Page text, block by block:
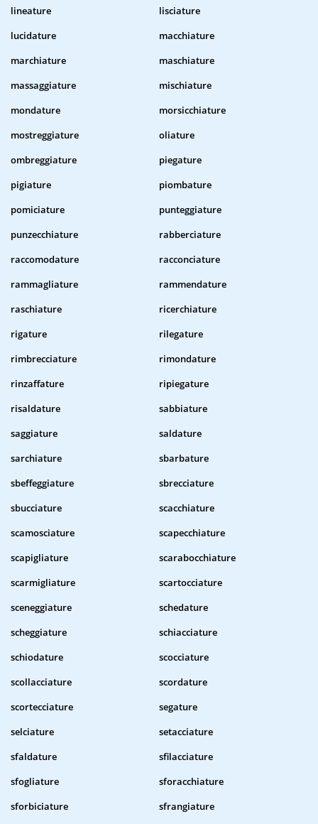
lineature
lisciature
lucidature
macchiature
marchiature
maschiature
massaggiature
mischiature
mondature
morsicchiature
mostreggiature
oliature
ombreggiature
piegature
pigiature
piombature
pomiciature
punteggiature
punzecchiature
rabberciature
raccomodature
racconciature
rammagliature
rammendature
raschiature
ricerchiature
rigature
rilegature
rimbrecciature
rimondature
rinzaffature
ripiegature
risaldature
sabbiature
saggiature
saldature
sarchiature
sbarbature
sbeffeggiature
sbrecciature
sbucciature
scacchiature
scamosciature
scapecchiature
scapigliature
scarabocchiature
scarmigliature
scartocciature
sceneggiature
schedature
scheggiature
schiacciature
schiodature
scocciature
scollacciature
scordature
scortecciature
segature
selciature
setacciature
sfaldature
sfilacciature
sfogliature
sforacchiature
sforbiciature
sfrangiature